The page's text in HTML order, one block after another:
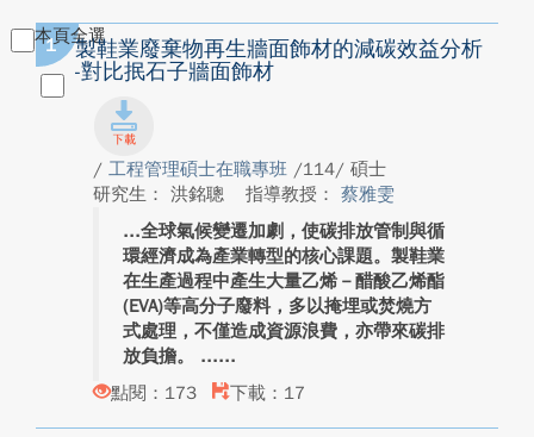
本頁全選
1
製鞋業廢棄物再生牆面飾材的減碳效益分析
-對比抿石子牆面飾材
/ 工程管理碩士在職專班 /114/ 碩士
研究生： 洪銘聰
指導教授： 蔡雅雯
全球氣候變遷加劇，使碳排放管制與循
環經濟成為產業轉型的核心課題。製鞋業
在生產過程中產生大量乙烯－醋酸乙烯酯
(EVA)等高分子廢料，多以掩埋或焚燒方
式處理，不僅造成資源浪費，亦帶來碳排
放負擔。 ...
點閱：173
下載：17